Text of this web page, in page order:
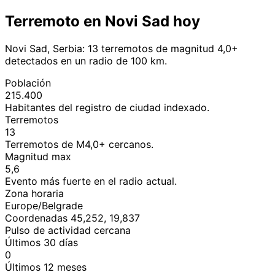
Terremoto en Novi Sad hoy
Novi Sad, Serbia: 13 terremotos de magnitud 4,0+
detectados en un radio de 100 km.
Población
215.400
Habitantes del registro de ciudad indexado.
Terremotos
13
Terremotos de M4,0+ cercanos.
Magnitud max
5,6
Evento más fuerte en el radio actual.
Zona horaria
Europe/Belgrade
Coordenadas 45,252, 19,837
Pulso de actividad cercana
Últimos 30 días
0
Últimos 12 meses